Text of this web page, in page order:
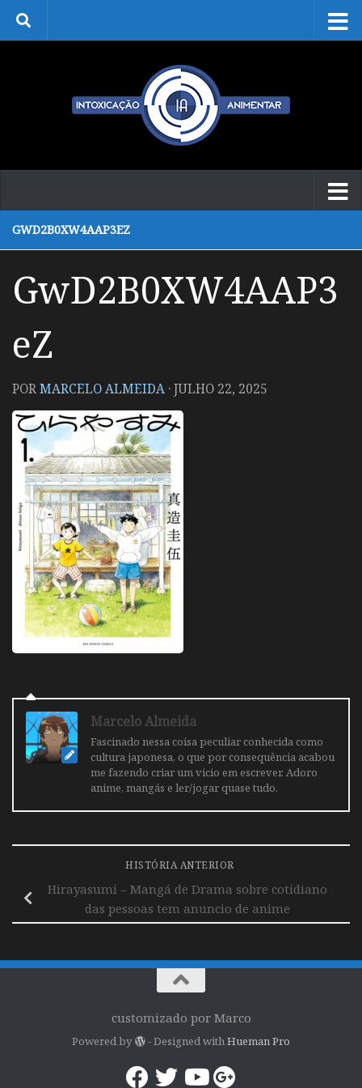
Skip to content
GWD2B0XW4AAP3EZ
GwD2B0XW4AAP3
eZ
PORMARCELO ALMEIDA ·JULHO 22, 2025
Marcelo Almeida
Fascinado nessa coisa peculiar conhecida como
cultura japonesa, o que por consequência acabou
me fazendo criar um vicio em escrever. Adoro
anime, mangás e ler/jogar quase tudo.
HISTÓRIA ANTERIOR
Hirayasumi – Mangá de Drama sobre cotidiano
das pessoas tem anuncio de anime
customizado por Marco
Powered by - Designed with Hueman Pro